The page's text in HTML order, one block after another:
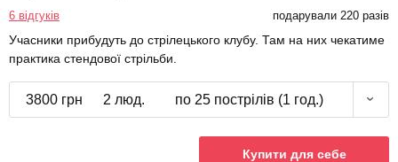
6 відгуків подарували 220 разів
Учасники прибудуть до стрілецького клубу. Там на них чекатиме
практика стендової стрільби.
3800 грн 2 люд. по 25 пострілів (1 год.)
Купити для себе